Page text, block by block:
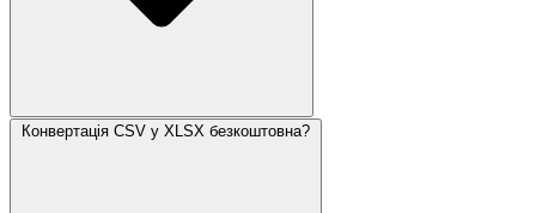
Конвертація CSV у XLSX безкоштовна?